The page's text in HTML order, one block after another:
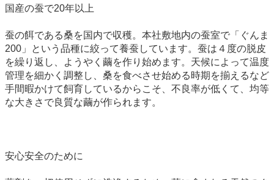
国産の蚕で20年以上
蚕の餌である桑を国内で収穫。本社敷地内の蚕室で「ぐんま
200」という品種に絞って養蚕しています。蚕は４度の脱皮
を繰り返し、ようやく繭を作り始めます。天候によって温度
管理を細かく調整し、桑を食べさせ始める時期を揃えるなど
手間暇かけて飼育しているからこそ、不良率が低くて、均等
な大きさで良質な繭が作られます。
安心安全のために